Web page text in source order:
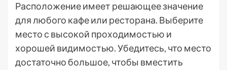
Расположение имеет решающее значение
для любого кафе или ресторана. Выберите
место с высокой проходимостью и
хорошей видимостью. Убедитесь, что место
достаточно большое, чтобы вместить